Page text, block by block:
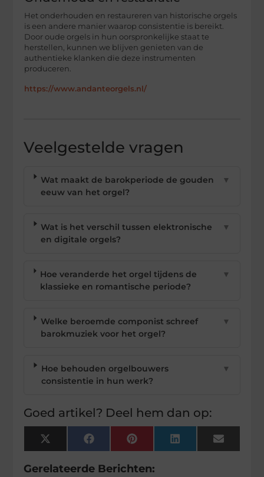
Het onderhouden en restaureren van historische orgels
is een andere manier waarop consistentie is bereikt.
Door oude orgels in hun oorspronkelijke staat te
herstellen, kunnen we blijven genieten van de
authentieke klanken die deze instrumenten
produceren.
https://www.andanteorgels.nl/
Veelgestelde vragen
Wat maakt de barokperiode de gouden
eeuw van het orgel?
▼
Wat is het verschil tussen elektronische
en digitale orgels?
▼
Hoe veranderde het orgel tijdens de
klassieke en romantische periode?
▼
Welke beroemde componist schreef
barokmuziek voor het orgel?
▼
Hoe behouden orgelbouwers
consistentie in hun werk?
▼
Goed artikel? Deel hem dan op:
X
(Twitter)
FacebookPinterest LinkedIn Email
Gerelateerde Berichten: